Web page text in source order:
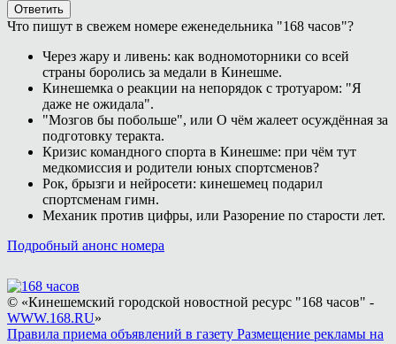
Ответить
Что пишут в свежем номере еженедельника "168 часов"?
Через жару и ливень: как водномоторники со всей
страны боролись за медали в Кинешме.
Кинешемка о реакции на непорядок с тротуаром: "Я
даже не ожидала".
"Мозгов бы побольше", или О чём жалеет осуждённая за
подготовку теракта.
Кризис командного спорта в Кинешме: при чём тут
медкомиссия и родители юных спортсменов?
Рок, брызги и нейросети: кинешемец подарил
спортсменам гимн.
Механик против цифры, или Разорение по старости лет.
Подробный анонс номера
© «Кинешемский городской новостной ресурс "168 часов" -
WWW.168.RU»
Правила приема объявлений в газету Размещение рекламы на